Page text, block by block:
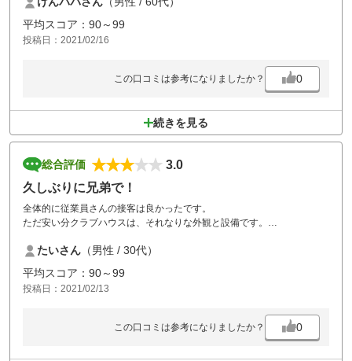
遊びに行きます。
平均スコア：90～99
投稿日：2021/02/16
この口コミは参考になりましたか？ 0
続きを見る
総合評価
3.0
久しぶりに兄弟で！
全体的に従業員さんの接客は良かったです。
ただ安い分クラブハウスは、それなりな外観と設備です。
しめました！
但しグリーンがとても硬く乾燥していて高い球で止まらない（ピッチマ
ークすら付かないw）スピンで止めようとしても解けてしまうグリーン
グリーンだけ特殊で残念に感じましたがバンカーも少なくフェアウェイ
たいさん （男性 / 30代）
平均スコア：90～99
投稿日：2021/02/13
この口コミは参考になりましたか？ 0